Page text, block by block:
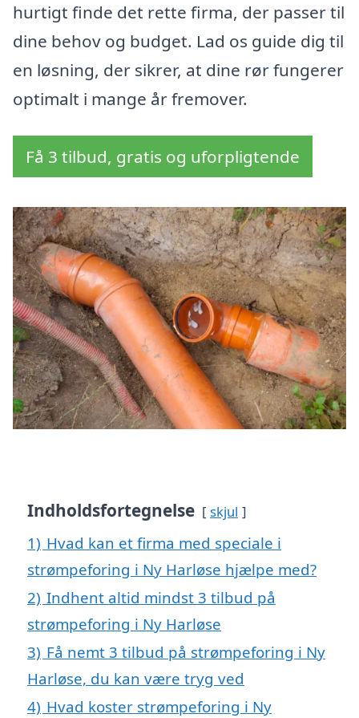
hurtigt finde det rette firma, der passer til
dine behov og budget. Lad os guide dig til
en løsning, der sikrer, at dine rør fungerer
optimalt i mange år fremover.
Få 3 tilbud, gratis og uforpligtende
Indholdsfortegnelse skjul
1) Hvad kan et firma med speciale i
strømpeforing i Ny Harløse hjælpe med?
2) Indhent altid mindst 3 tilbud på
strømpeforing i Ny Harløse
3) Få nemt 3 tilbud på strømpeforing i Ny
Harløse, du kan være tryg ved
4) Hvad koster strømpeforing i Ny